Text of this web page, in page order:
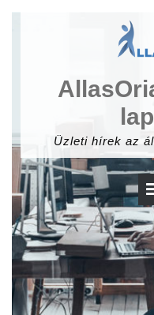
Üzleti hírek az